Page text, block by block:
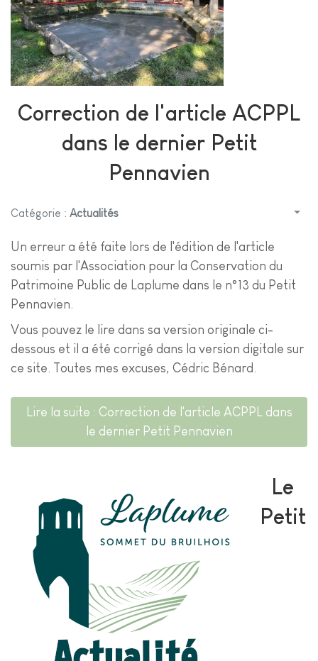
Correction de l'article ACPPL
dans le dernier Petit
Pennavien
Catégorie : Actualités
Un erreur a été faite lors de l'édition de l'article
soumis par l'Association pour la Conservation du
Patrimoine Public de Laplume dans le n°13 du Petit
Pennavien.
Vous pouvez le lire dans sa version originale ci-
dessous et il a été corrigé dans la version digitale sur
ce site. Toutes mes excuses, Cédric Bénard.
Lire la suite : Correction de l'article ACPPL dans
le dernier Petit Pennavien
Le
Petit